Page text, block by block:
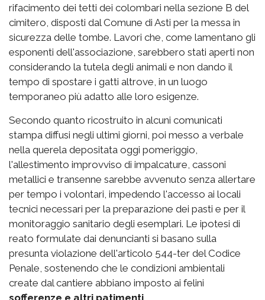
rifacimento dei tetti dei colombari nella sezione B del
cimitero, disposti dal Comune di Asti per la messa in
sicurezza delle tombe. Lavori che, come lamentano gli
esponenti dell'associazione, sarebbero stati aperti non
considerando la tutela degli animali e non dando il
tempo di spostare i gatti altrove, in un luogo
temporaneo più adatto alle loro esigenze.
Secondo quanto ricostruito in alcuni comunicati
stampa diffusi negli ultimi giorni, poi messo a verbale
nella querela depositata oggi pomeriggio,
l'allestimento improvviso di impalcature, cassoni
metallici e transenne sarebbe avvenuto senza allertare
per tempo i volontari, impedendo l'accesso ai locali
tecnici necessari per la preparazione dei pasti e per il
monitoraggio sanitario degli esemplari. Le ipotesi di
reato formulate dai denuncianti si basano sulla
presunta violazione dell'articolo 544-ter del Codice
Penale, sostenendo che le condizioni ambientali
create dal cantiere abbiano imposto ai felini